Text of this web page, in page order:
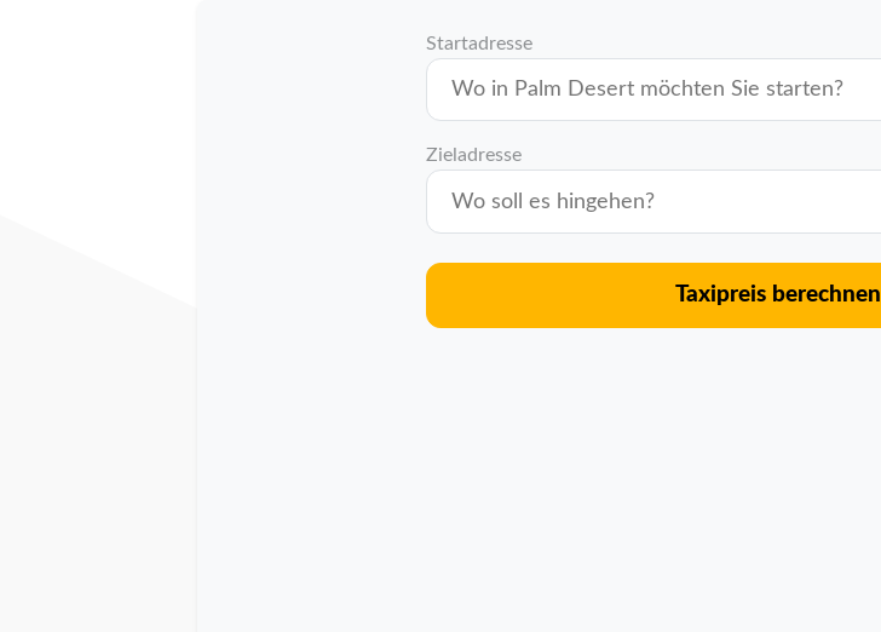
Startadresse
Zieladresse
Taxipreis berechnen